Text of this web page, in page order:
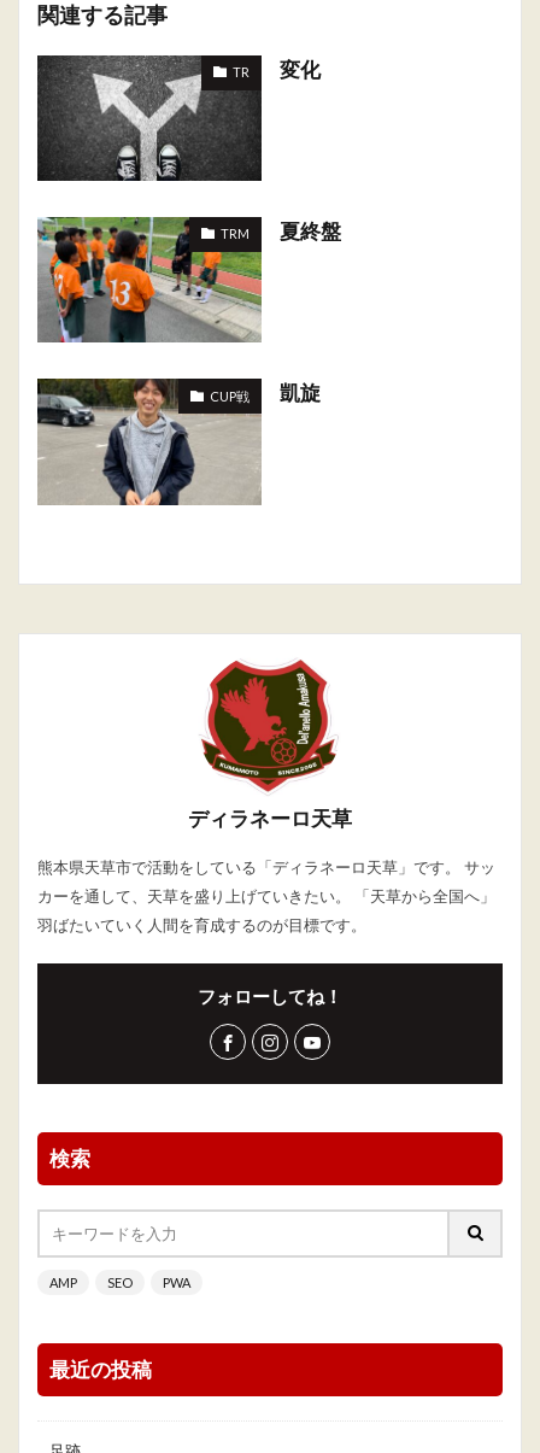
関連する記事
TR 変化
TRM 夏終盤
CUP戦 凱旋
ディラネーロ天草
熊本県天草市で活動をしている「ディラネーロ天草」です。 サッ
カーを通して、天草を盛り上げていきたい。 「天草から全国へ」
羽ばたいていく人間を育成するのが目標です。
フォローしてね！
検索
AMP SEO PWA
最近の投稿